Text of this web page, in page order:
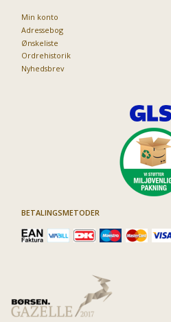
Min konto
Adressebog
Ønskeliste
Ordrehistorik
Nyhedsbrev
BETALINGSMETODER